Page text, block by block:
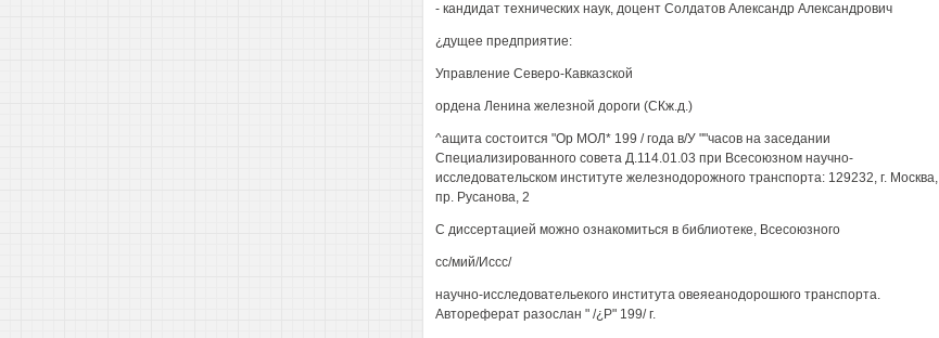
- кандидат технических наук, доцент Солдатов Александр Александрович
¿дущее предприятие:
Управление Северо-Кавказской
ордена Ленина железной дороги (СКж.д.)
^ащита состоится "Ор МОЛ* 199 / года в/У ""часов на заседании
Специализированного совета Д.114.01.03 при Всесоюзном научно-
исследовательском институте железнодорожного транспорта: 129232, г. Москва,
пр. Русанова, 2
С диссертацией можно ознакомиться в библиотеке, Всесоюзного
сс/мий/Иссс/
научно-исследовательекого института овеяеанодорошюго транспорта.
Автореферат разослан " /¿Р" 199/ г.